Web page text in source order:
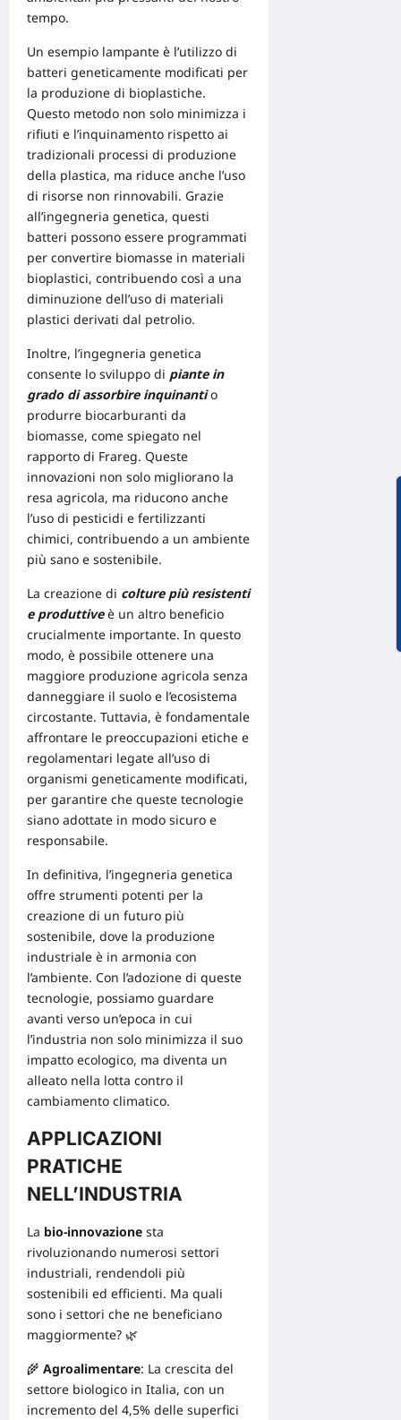
tempo.
Un esempio lampante è l’utilizzo di
batteri geneticamente modificati per
la produzione di bioplastiche.
Questo metodo non solo minimizza i
rifiuti e l’inquinamento rispetto ai
tradizionali processi di produzione
della plastica, ma riduce anche l’uso
di risorse non rinnovabili. Grazie
all’ingegneria genetica, questi
batteri possono essere programmati
per convertire biomasse in materiali
bioplastici, contribuendo così a una
diminuzione dell’uso di materiali
plastici derivati dal petrolio.
Inoltre, l’ingegneria genetica
consente lo sviluppo di piante in
grado di assorbire inquinantio
produrre biocarburanti da
biomasse, come spiegato nel
rapporto di Frareg. Queste
innovazioni non solo migliorano la
resa agricola, ma riducono anche
l’uso di pesticidi e fertilizzanti
chimici, contribuendo a un ambiente
più sano e sostenibile.
La creazione di colture più resistenti
e produttiveè un altro beneficio
crucialmente importante. In questo
modo, è possibile ottenere una
maggiore produzione agricola senza
danneggiare il suolo e l’ecosistema
circostante. Tuttavia, è fondamentale
affrontare le preoccupazioni etiche e
regolamentari legate all’uso di
organismi geneticamente modificati,
per garantire che queste tecnologie
siano adottate in modo sicuro e
responsabile.
In definitiva, l’ingegneria genetica
offre strumenti potenti per la
creazione di un futuro più
sostenibile, dove la produzione
industriale è in armonia con
l’ambiente. Con l’adozione di queste
tecnologie, possiamo guardare
avanti verso un’epoca in cui
l’industria non solo minimizza il suo
impatto ecologico, ma diventa un
alleato nella lotta contro il
cambiamento climatico.
APPLICAZIONI
PRATICHE
NELL’INDUSTRIA
La bio-innovazione sta
rivoluzionando numerosi settori
industriali, rendendoli più
sostenibili ed efficienti. Ma quali
sono i settori che ne beneficiano
maggiormente? 🌿
🌾 Agroalimentare: La crescita del
settore biologico in Italia, con un
incremento del 4,5% delle superfici